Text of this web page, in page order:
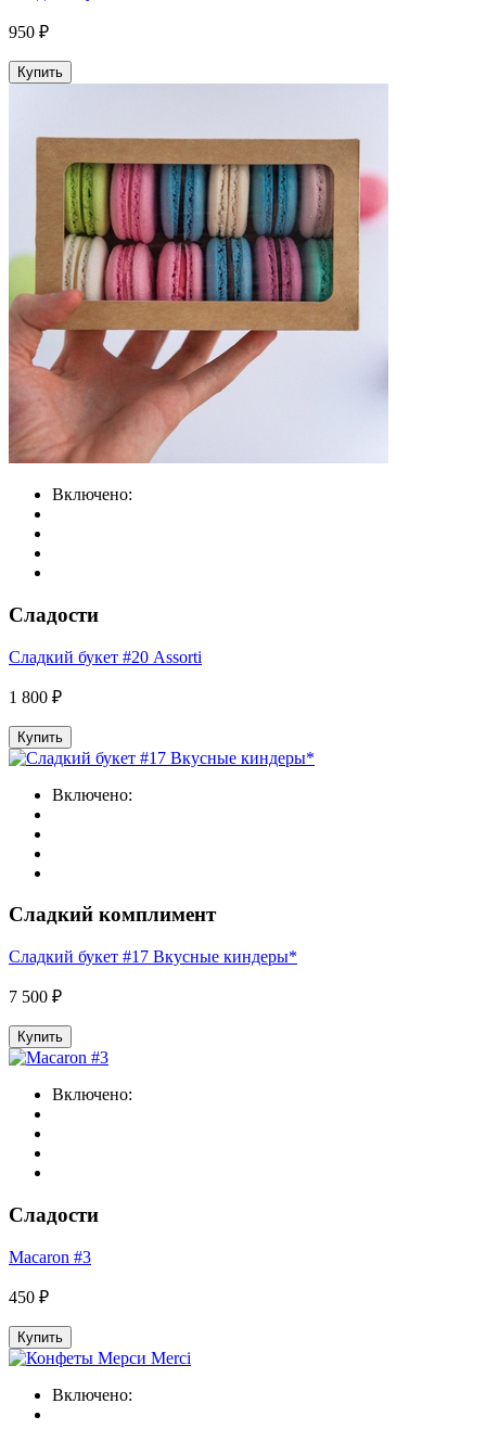
950 ₽
Купить
Включено:
Сладости
Сладкий букет #20 Assorti
1 800 ₽
Купить
Включено:
Сладкий комплимент
Сладкий букет #17 Вкусные киндеры*
7 500 ₽
Купить
Включено:
Сладости
Macaron #3
450 ₽
Купить
Включено: